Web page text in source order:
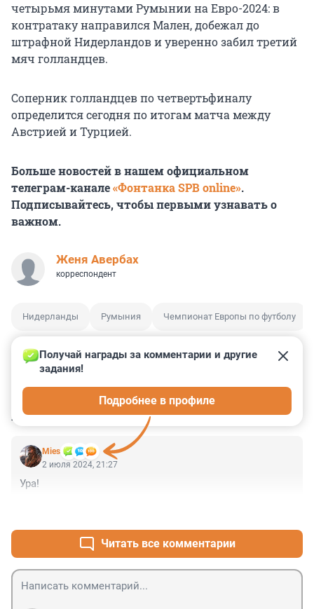
четырьмя минутами Румынии на Евро-2024: в
контратаку направился Мален, добежал до
штрафной Нидерландов и уверенно забил третий
мяч голландцев.
Соперник голландцев по четвертьфиналу
определится сегодня по итогам матча между
Австрией и Турцией.
Больше новостей в нашем официальном
телеграм-канале«Фонтанка SPB online».
Подписывайтесь, чтобы первыми узнавать о
важном.
Женя Авербах
корреспондент
Нидерланды Румыния Чемпионат Европы по футболу
КОММЕНТАРИИ 2
Mies
Получай награды за комментарии и другие
задания!
Подробнее в профиле
2 июля 2024, 21:27
Ура!
Читать все комментарии